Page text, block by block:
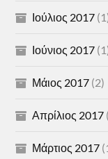
Ιούλιος 2017
Ιούνιος 2017
Μάιος 2017 (2)
Απρίλιος 2017
Μάρτιος 2017